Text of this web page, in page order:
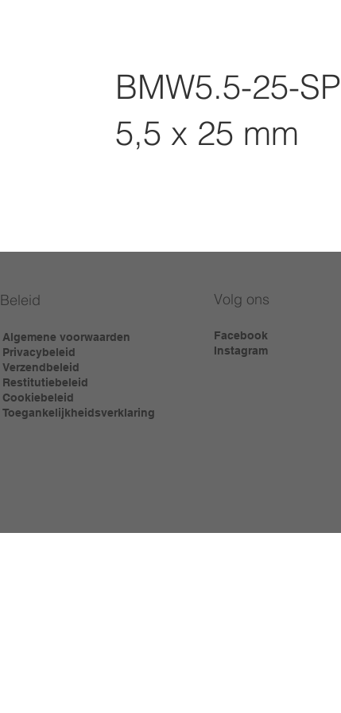
BMW5.5-25-SP
5,5 x 25 mm
Beleid
Algemene voorwaarden
Privacybeleid
Verzendbeleid
Restitutiebeleid
Cookiebeleid
Toegankelijkheidsverklaring
Volg ons
Facebook
Instagram